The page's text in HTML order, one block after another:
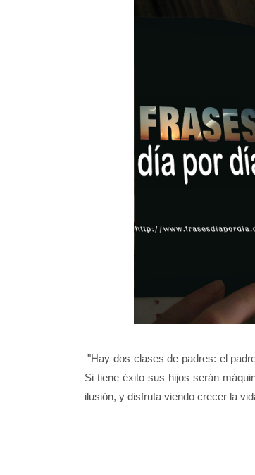
"Hay dos clases de padres: el
Si tiene éxito sus hijos serán
ilusión, y disfruta viendo crecer la